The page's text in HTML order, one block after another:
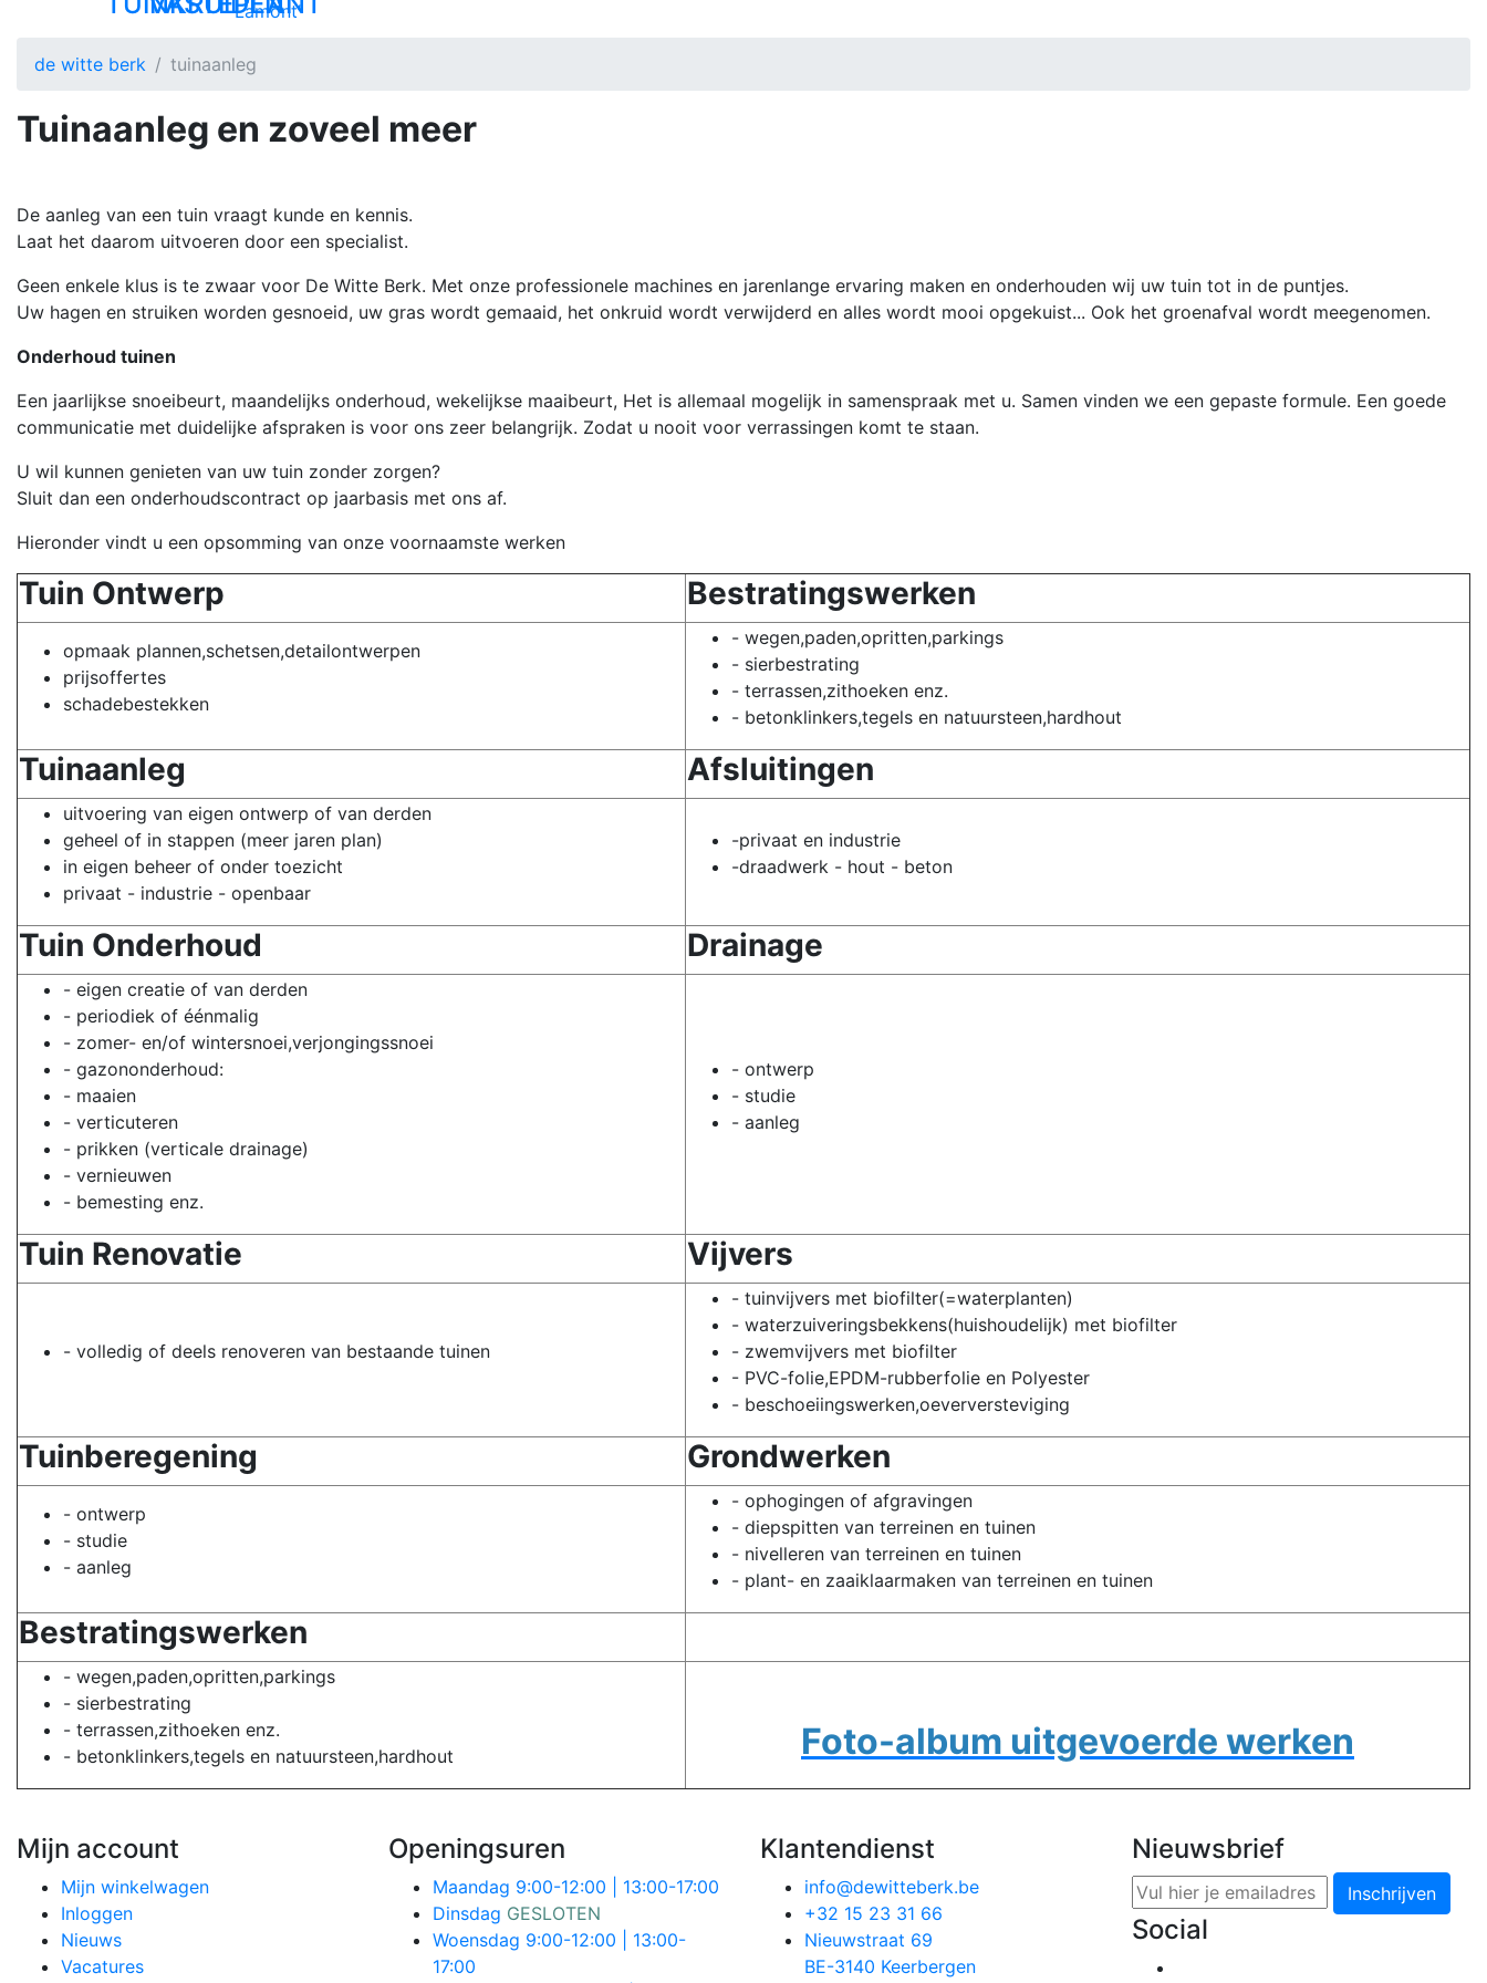
Lamont′
de witte berk tuinaanleg
Tuinaanleg en zoveel meer
De aanleg van een tuin vraagt kunde en kennis.
Laat het daarom uitvoeren door een specialist.
Geen enkele klus is te zwaar voor De Witte Berk. Met onze professionele machines en jarenlange ervaring maken en onderhouden wij uw tuin tot in de puntjes.
Uw hagen en struiken worden gesnoeid, uw gras wordt gemaaid, het onkruid wordt verwijderd en alles wordt mooi opgekuist... Ook het groenafval wordt meegenomen.
Onderhoud tuinen
Een jaarlijkse snoeibeurt, maandelijks onderhoud, wekelijkse maaibeurt, Het is allemaal mogelijk in samenspraak met u. Samen vinden we een gepaste formule. Een goede
communicatie met duidelijke afspraken is voor ons zeer belangrijk. Zodat u nooit voor verrassingen komt te staan.
U wil kunnen genieten van uw tuin zonder zorgen?
Sluit dan een onderhoudscontract op jaarbasis met ons af.
Hieronder vindt u een opsomming van onze voornaamste werken
Tuin Ontwerp Bestratingswerken
opmaak plannen,schetsen,detailontwerpen
prijsoffertes
schadebestekken
- wegen,paden,opritten,parkings
- sierbestrating
- terrassen,zithoeken enz.
- betonklinkers,tegels en natuursteen,hardhout
Tuinaanleg Afsluitingen
uitvoering van eigen ontwerp of van derden
geheel of in stappen (meer jaren plan)
in eigen beheer of onder toezicht
privaat - industrie - openbaar
-privaat en industrie
-draadwerk - hout - beton
Tuin Onderhoud Drainage
- eigen creatie of van derden
- periodiek of éénmalig
- zomer- en/of wintersnoei,verjongingssnoei
- gazononderhoud:
- maaien
- verticuteren
- prikken (verticale drainage)
- vernieuwen
- bemesting enz.
- ontwerp
- studie
- aanleg
Tuin Renovatie Vijvers
- volledig of deels renoveren van bestaande tuinen
- tuinvijvers met biofilter(=waterplanten)
- waterzuiveringsbekkens(huishoudelijk) met biofilter
- zwemvijvers met biofilter
- PVC-folie,EPDM-rubberfolie en Polyester
- beschoeiingswerken,oeverversteviging
Tuinberegening Grondwerken
- ontwerp
- studie
- aanleg
- ophogingen of afgravingen
- diepspitten van terreinen en tuinen
- nivelleren van terreinen en tuinen
- plant- en zaaiklaarmaken van terreinen en tuinen
Bestratingswerken
- wegen,paden,opritten,parkings
- sierbestrating
- terrassen,zithoeken enz.
- betonklinkers,tegels en natuursteen,hardhout
Foto-album uitgevoerde werken
Mijn account
Mijn winkelwagen
Inloggen
Nieuws
Vacatures
Openingsuren
Maandag 9:00-12:00 | 13:00-17:00
Dinsdag GESLOTEN
Woensdag 9:00-12:00 | 13:00-
17:00
Klantendienst
info@dewitteberk.be
+32 15 23 31 66
Nieuwstraat 69
BE-3140 Keerbergen
Nieuwsbrief
Inschrijven
Social